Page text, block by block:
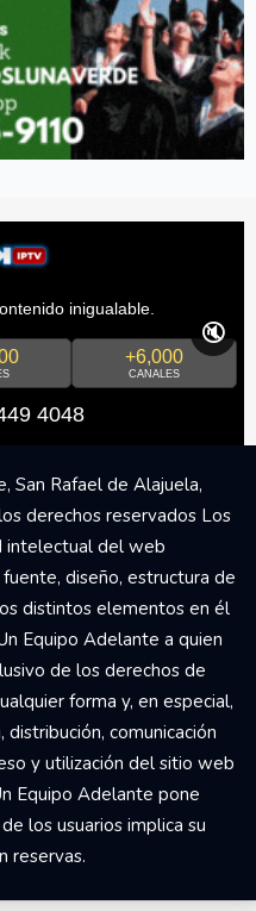
inigualable.
+6,000
CANALES
4048
🔇
San Rafael de Alajuela,
derechos reservados Los
intelectual del web
diseño, estructura de
distintos elementos en él
Equipo Adelante a quien
de los derechos de
forma y, en especial,
comunicación
y utilización del sitio web
Equipo Adelante pone
los usuarios implica su
reservas.